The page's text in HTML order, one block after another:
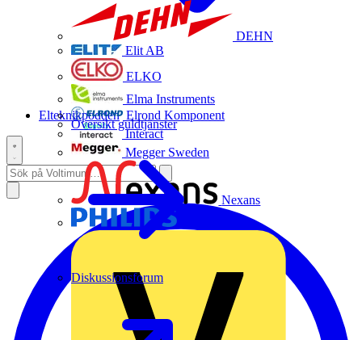
DEHN
Elit AB
ELKO
Elma Instruments
Elrond Komponent
Interact
Megger Sweden
Nexans
Översikt guldtjänster
Diskussionsforum
Elteknikpodden